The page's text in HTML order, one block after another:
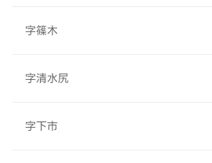
字篠木
字清水尻
字下市